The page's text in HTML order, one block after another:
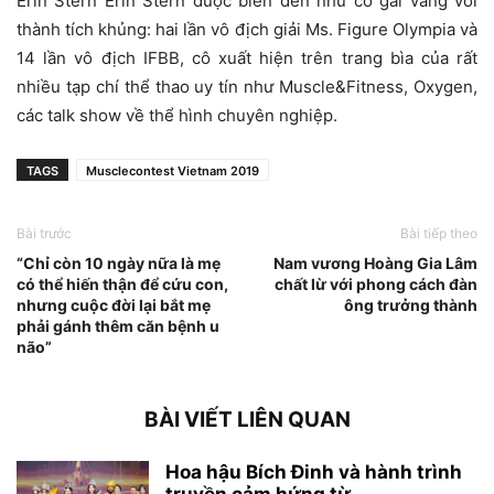
thành tích khủng: hai lần vô địch giải Ms. Figure Olympia và
14 lần vô địch IFBB, cô xuất hiện trên trang bìa của rất
nhiều tạp chí thể thao uy tín như Muscle&Fitness, Oxygen,
các talk show về thể hình chuyên nghiệp.
TAGS Musclecontest Vietnam 2019
Bài trước
“Chỉ còn 10 ngày nữa là mẹ
có thể hiến thận để cứu con,
nhưng cuộc đời lại bắt mẹ
phải gánh thêm căn bệnh u
não”
Bài tiếp theo
Nam vương Hoàng Gia Lâm
chất lừ với phong cách đàn
ông trưởng thành
BÀI VIẾT LIÊN QUAN
Hoa hậu Bích Đinh và hành trình